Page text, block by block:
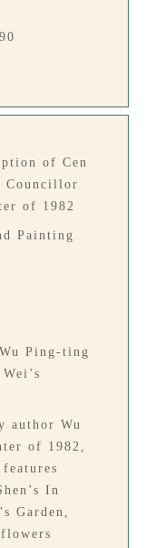
of Cen
Councillor
of 1982
Painting
Ping-ting
author Wu
of 1982,
In
Garden,